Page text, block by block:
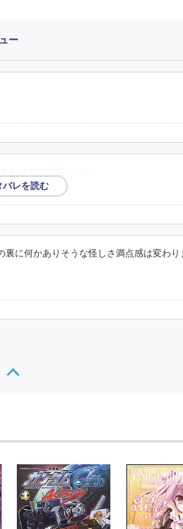
ー
に何かありそうな怪しさ満点感は変わ